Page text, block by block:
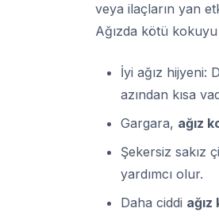
veya ilaçların yan
Ağızda kötü
İyi ağız hijyeni:
azından kısa
Gargara, ağız
Şekersiz sakız
yardımcı olur.
Daha ciddi